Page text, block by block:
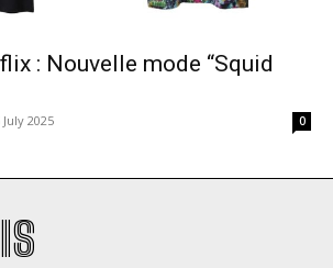
: Nouvelle mode “Squid
July 2025 0